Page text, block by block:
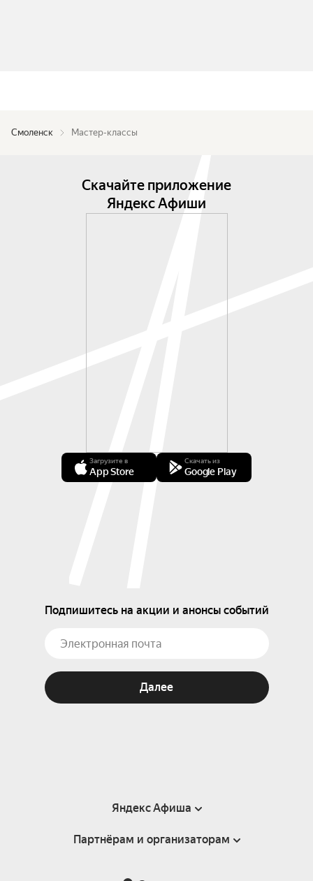
Смоленск Мастер-классы
Скачайте приложение
Яндекс Афиши
Загрузите в
App Store
Скачать из
Google Play
Подпишитесь на акции и анонсы событий
Далее
Яндекс Афиша
Справка
Партнёрам и организаторам